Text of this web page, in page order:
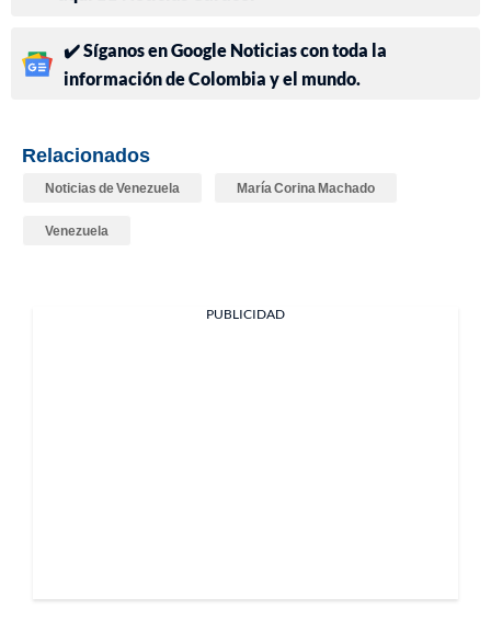
✔️ Síganos en Google Noticias con toda la
información de Colombia y el mundo.
Relacionados
Noticias de Venezuela María Corina Machado
Venezuela
PUBLICIDAD